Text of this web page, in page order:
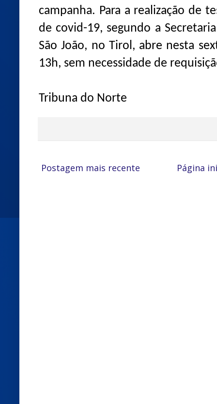
campanha. Para a realização de
de covid-19, segundo a
São João, no Tirol, abre nesta
13h, sem necessidade de
Tribuna do Norte
Postagem mais recente Página